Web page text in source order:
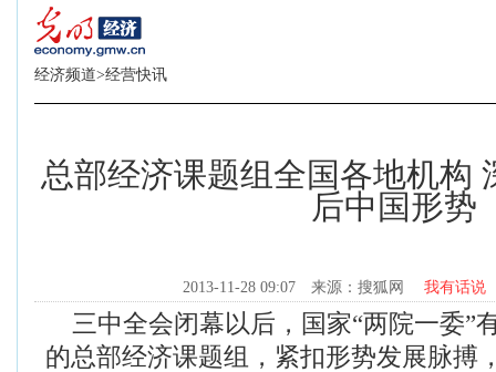
经济频道>经营快讯
总部经济课题组全国各地机构
后中国形势
2013-11-28 09:07 来源：搜狐网 我有话说
三中全会闭幕以后，国家“两院一委”
的总部经济课题组，紧扣形势发展脉搏